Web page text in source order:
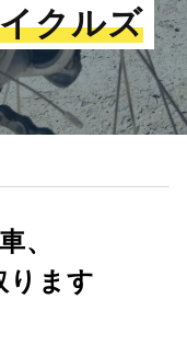
クルズ
、
ります